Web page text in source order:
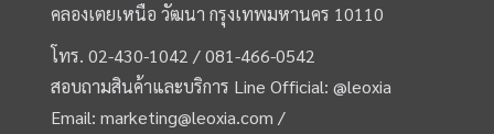
คลองเตยเหนือ วัฒนา กรุงเทพมหานคร 10110
โทร.02-430-1042 /081-466-0542
สอบถามสินค้าและบริการ Line Official:@leoxia
Email:marketing@leoxia.com /